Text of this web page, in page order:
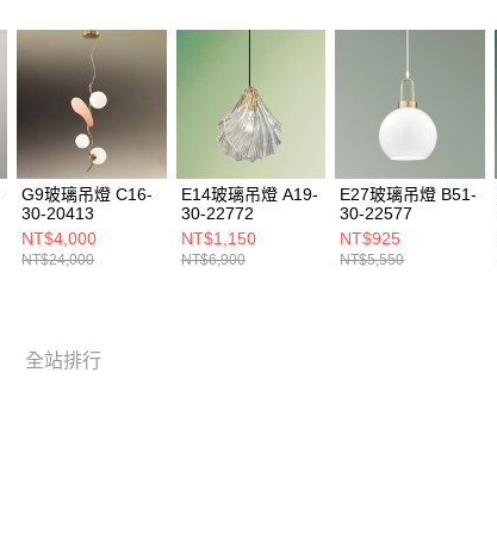
G9玻璃吊燈 C16-
30-20413
NT$4,000
NT$24,000
E14玻璃吊燈 A19-
30-22772
NT$1,150
NT$6,900
E27玻璃吊燈 B51-
30-22577
NT$925
NT$5,550
全站排行